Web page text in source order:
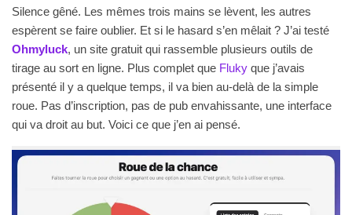
Silence gêné. Les mêmes trois mains se lèvent, les autres
espèrent se faire oublier. Et si le hasard s’en mêlait ? J’ai testé
Ohmyluck, un site gratuit qui rassemble plusieurs outils de
tirage au sort en ligne. Plus complet que Fluky que j’avais
présenté il y a quelque temps, il va bien au-delà de la simple
roue. Pas d’inscription, pas de pub envahissante, une interface
qui va droit au but. Voici ce que j’en ai pensé.